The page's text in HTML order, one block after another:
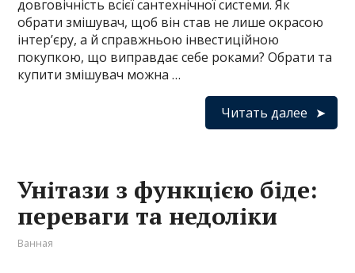
довговічність всієї сантехнічної системи. Як
обрати змішувач, щоб він став не лише окрасою
інтер’єру, а й справжньою інвестиційною
покупкою, що виправдає себе роками? Обрати та
купити змішувач можна …
Читать далее
Унітази з функцією біде:
переваги та недоліки
Ванная